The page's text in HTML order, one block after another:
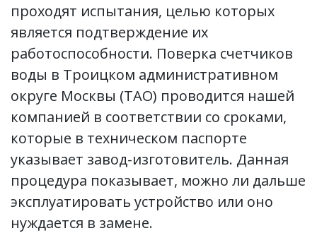
проходят испытания, целью которых
является подтверждение их
работоспособности. Поверка счетчиков
воды в Троицком административном
округе Москвы (ТАО) проводится нашей
компанией в соответствии со сроками,
которые в техническом паспорте
указывает завод-изготовитель. Данная
процедура показывает, можно ли дальше
эксплуатировать устройство или оно
нуждается в замене.